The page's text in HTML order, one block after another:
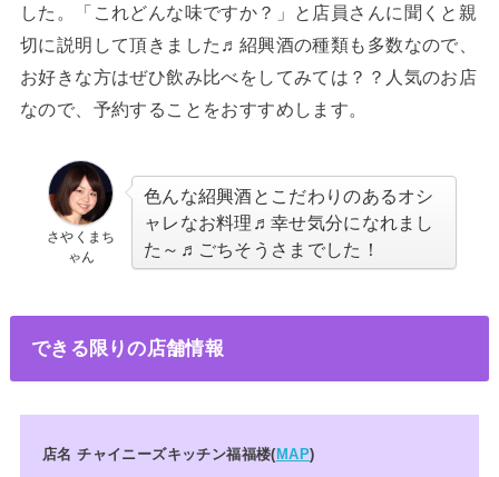
した。「これどんな味ですか？」と店員さんに聞くと親
切に説明して頂きました♬紹興酒の種類も多数なので、
お好きな方はぜひ飲み比べをしてみては？？人気のお店
なので、予約することをおすすめします。
さやくまち
ゃん
色んな紹興酒とこだわりのあるオシ
ャレなお料理♬幸せ気分になれまし
た～♬ごちそうさまでした！
できる限りの店舗情報
店名 チャイニーズキッチン福福楼( MAP)